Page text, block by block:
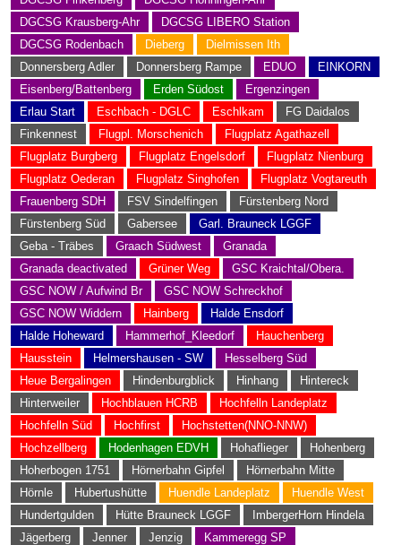
DGCSG Krausberg-Ahr
DGCSG LIBERO Station
DGCSG Rodenbach
Dieberg
Dielmissen Ith
Donnersberg Adler
Donnersberg Rampe EDUO
EINKORN
Eisenberg/Battenberg
Erden Südost
Ergenzingen
Erlau Start
Eschbach - DGLC Eschlkam
FG Daidalos
Finkennest
Flugpl. Morschenich
Flugplatz Agathazell
Flugplatz Burgberg
Flugplatz Engelsdorf
Flugplatz Nienburg
Flugplatz Oederan
Flugplatz Singhofen
Flugplatz Vogtareuth
Frauenberg SDH
FSV Sindelfingen
Fürstenberg Nord
Fürstenberg Süd
Gabersee
Garl. Brauneck LGGF
Geba - Träbes
Graach Südwest
Granada
Granada deactivated
Grüner Weg
GSC Kraichtal/Obera.
GSC NOW / Aufwind Br
GSC NOW Schreckhof
GSC NOW Widdern
Hainberg
Halde Ensdorf
Halde Hoheward
Hammerhof_Kleedorf
Hauchenberg
Hausstein
Helmershausen - SW
Hesselberg Süd
Heue Bergalingen
Hindenburgblick Hinhang
Hintereck
Hinterweiler
Hochblauen HCRB
Hochfelln Landeplatz
Hochfelln Süd
Hochfirst
Hochstetten(NNO-NNW)
Hochzellberg
Hodenhagen EDVH Hohaflieger
Hohenberg
Hoherbogen 1751
Hörnerbahn Gipfel
Hörnerbahn Mitte
Hörnle
Hubertushütte Huendle Landeplatz
Huendle West
Hundertgulden
Hütte Brauneck LGGF
ImbergerHorn Hindela
Jägerberg
Jenner Jenzig
Kammeregg SP